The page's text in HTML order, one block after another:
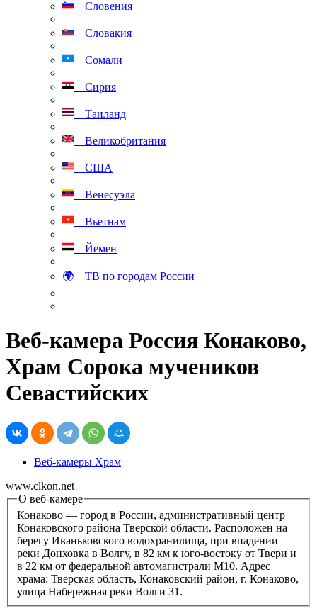
Словения
Словакия
Сомали
Сирия
Таиланд
Великобритания
США
Венесуэла
Вьетнам
Йемен
🌍 ТВ по городам России
Веб-камера Россия Конаково,
Храм Сорока мучеников
Севастийских
Веб-камеры Храм
www.clkon.net
О веб-камере
Конаково — город в России, административный центр
Конаковского района Тверской области. Расположен на
берегу Иваньковского водохранилища, при впадении
реки Донховка в Волгу, в 82 км к юго-востоку от Твери и
в 22 км от федеральной автомагистрали М10. Адрес
храма: Тверская область, Конаковский район, г. Конаково,
улица Набережная реки Волги 31.